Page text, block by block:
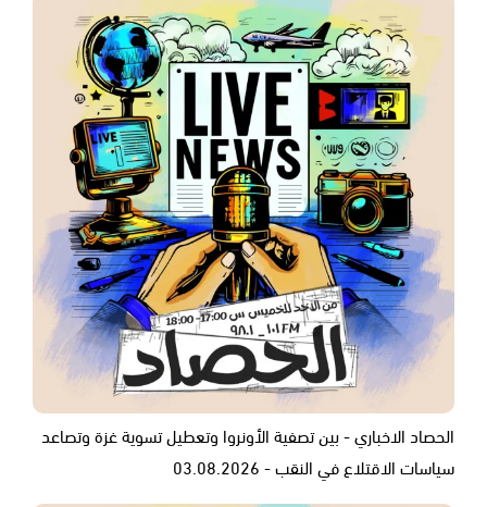
الحصاد الاخباري - بين تصفية الأونروا وتعطيل تسوية غزة وتصاعد
سياسات الاقتلاع في النقب - 03.08.2026